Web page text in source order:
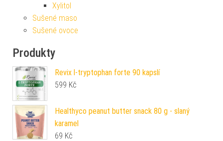
Xylitol
Sušené maso
Sušené ovoce
Produkty
Revix l-tryptophan forte 90 kapslí
599 Kč
Healthyco peanut butter snack 80 g - slaný
karamel
69 Kč